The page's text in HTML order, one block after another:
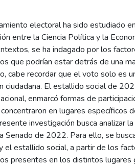
electoral ha sido estudiado
entre la Ciencia Política y la
se ha indagado por los
que podrían estar detrás de una
cabe recordar que el voto solo es
ciudadana. El estallido social de
enmarcó formas de
en lugares específicos
investigación busca analizar
Senado de 2022. Para ello, se
el estallido social, a partir de los
presentes en los distintos lugares